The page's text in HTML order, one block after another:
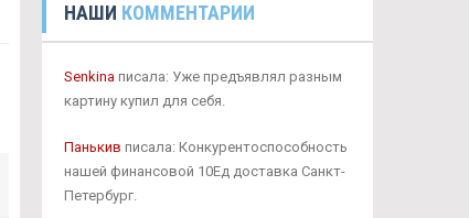
НАШИ КОММЕНТАРИИ
Senkinaписала: Уже предъявлял разным
картину купил для себя.
Панькив писала: Конкурентоспособность
нашей финансовой 10Ед доставка Санкт-
Петербург.